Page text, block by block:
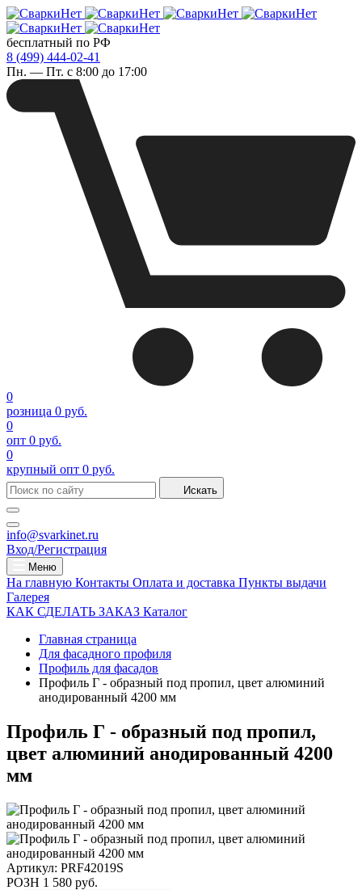
бесплатный по РФ
8 (499) 444-02-41
Пн. — Пт. с 8:00 до 17:00
0
розница 0 руб.
0
опт 0 руб.
0
крупный опт 0 руб.
Искать
info@svarkinet.ru
Вход/Регистрация
Меню
На главную Контакты Оплата и доставка Пункты выдачи
Галерея
КАК СДЕЛАТЬ ЗАКАЗ Каталог
Главная страница
Для фасадного профиля
Профиль для фасадов
Профиль Г - образный под пропил, цвет алюминий
анодированный 4200 мм
Профиль Г - образный под пропил,
цвет алюминий анодированный 4200
мм
Артикул: PRF42019S
РОЗН 1 580 руб.